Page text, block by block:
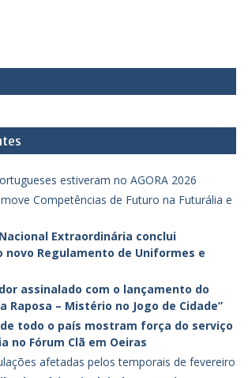
estiveram no AGORA 2026
Competências de Futuro na Futurália e
Extraordinária conclui
novo Regulamento de Uniformes e
assinalado com o lançamento do
Raposa – Mistério no Jogo de Cidade”
todo o país mostram força do serviço
no Fórum Clã em Oeiras
afetadas pelos temporais de fevereiro